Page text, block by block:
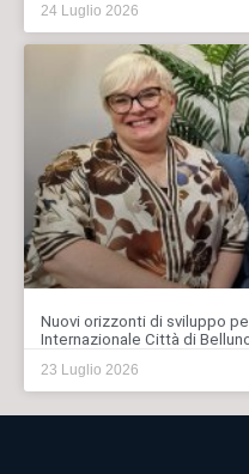
24 Luglio 2026
Nuovi orizzonti di sviluppo
Internazionale Città di
23 Luglio 2026